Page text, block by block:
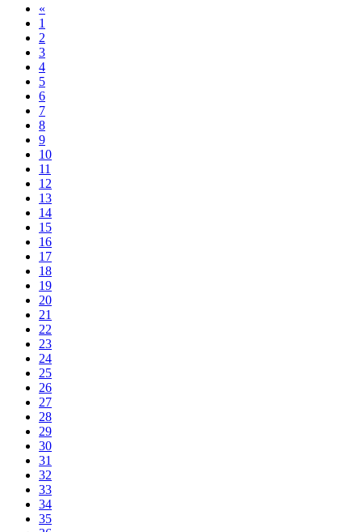
«
1
2
3
4
5
6
7
8
9
10
11
12
13
14
15
16
17
18
19
20
21
22
23
24
25
26
27
28
29
30
31
32
33
34
35